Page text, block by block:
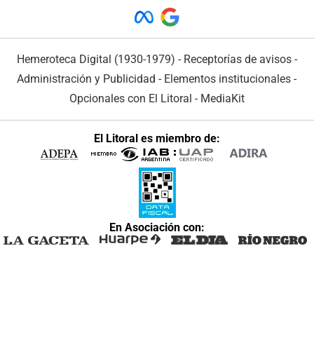
Hemeroteca Digital (1930-1979) - Receptorías de avisos -
Administración y Publicidad - Elementos institucionales -
Opcionales con El Litoral - MediaKit
El Litoral es miembro de:
En Asociación con: